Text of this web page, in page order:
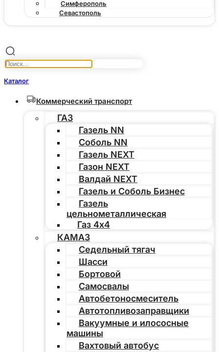
Симферополь
Севастополь
Каталог
Коммерческий транспорт
ГАЗ
Газель NN
Соболь NN
Газель NEXT
Газон NEXT
Валдай NEXT
Газель и Соболь Бизнес
Газель
цельнометаллическая
Газ 4х4
КАМАЗ
Седельный тягач
Шасси
Бортовой
Самосвалы
Автобетоносмеситель
Автотопливозаправщики
Вакуумные и илососные
машины
Вахтовый автобус